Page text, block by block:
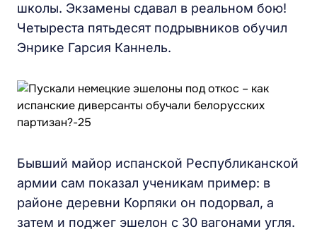
школы. Экзамены сдавал в реальном бою!
Четыреста пятьдесят подрывников обучил
Энрике Гарсия Каннель.
Бывший майор испанской Республиканской
армии сам показал ученикам пример: в
районе деревни Корпяки он подорвал, а
затем и поджег эшелон с 30 вагонами угля.